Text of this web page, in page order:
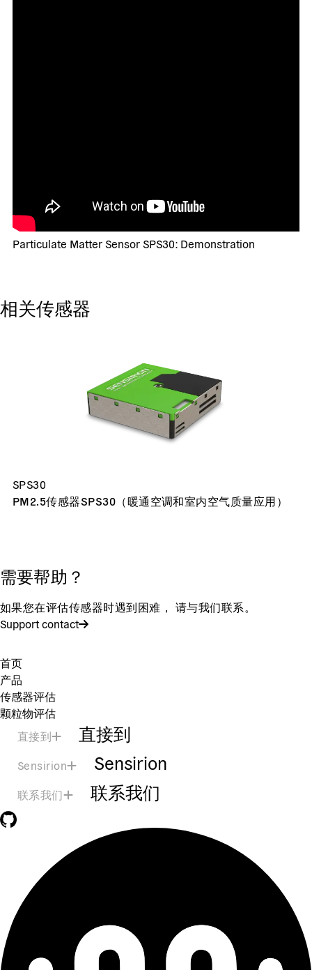
Particulate Matter Sensor SPS30: Demonstration
相关传感器
SPS30
PM2.5传感器SPS30（暖通空调和室内空气质量应用）
需要帮助？
如果您在评估传感器时遇到困难， 请与我们联系。
Support contact
首页
产品
传感器评估
颗粒物评估
直接到
直接到
Sensirion Sensirion
联系我们 联系我们